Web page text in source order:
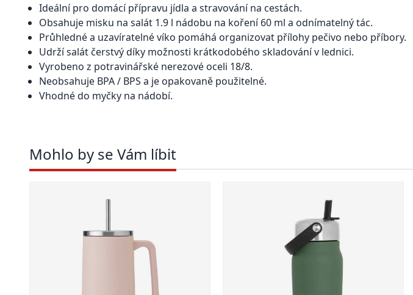
Ideální pro domácí přípravu jídla a stravování na cestách.
Obsahuje misku na salát 1.9 l nádobu na koření 60 ml a odnímatelný tác.
Průhledné a uzavíratelné víko pomáhá organizovat přílohy pečivo nebo příbory.
Udrží salát čerstvý díky možnosti krátkodobého skladování v lednici.
Vyrobeno z potravinářské nerezové oceli 18/8.
Neobsahuje BPA / BPS a je opakovaně použitelné.
Vhodné do myčky na nádobí.
Mohlo by se Vám líbit